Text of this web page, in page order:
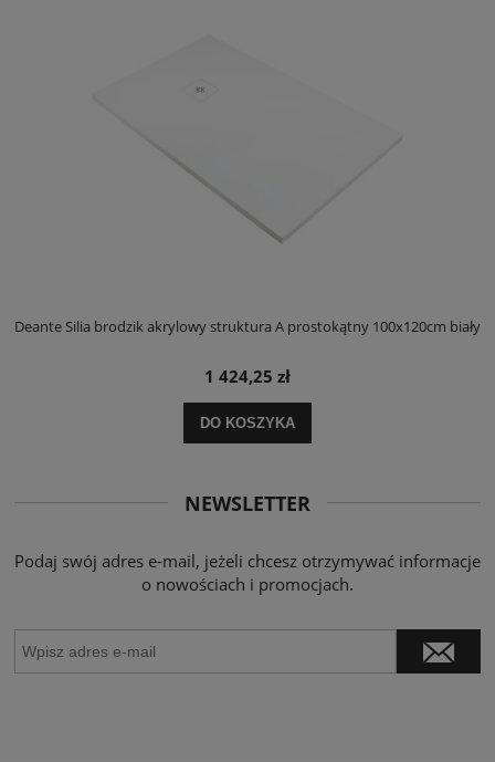
Deante Silia brodzik akrylowy struktura A prostokątny 100x120cm biały
1 424,25 zł
DO KOSZYKA
NEWSLETTER
Podaj swój adres e-mail, jeżeli chcesz otrzymywać informacje
o nowościach i promocjach.